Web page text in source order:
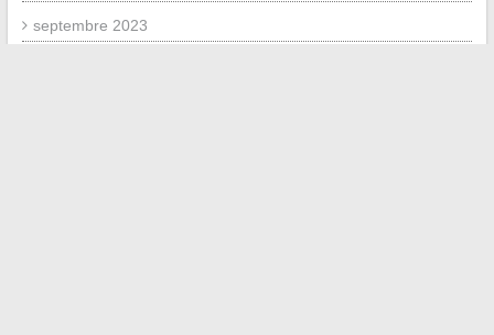
septembre 2023